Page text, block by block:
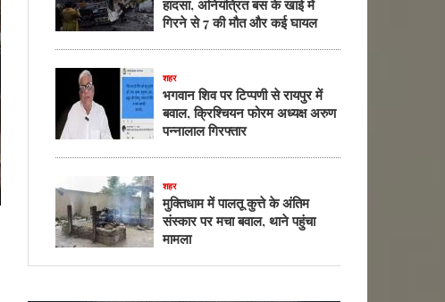
हादसा, अनियंत्रित बस के खाई में
गिरने से 7 की मौत और कई घायल
शहर
भगवान शिव पर टिप्पणी से रायपुर में
बवाल, क्रिश्चियन फोरम अध्यक्ष अरुण
पन्नालाल गिरफ्तार
शहर
मुक्तिधाम में पालतू कुत्ते के अंतिम
संस्कार पर मचा बवाल, थाने पहुंचा
मामला